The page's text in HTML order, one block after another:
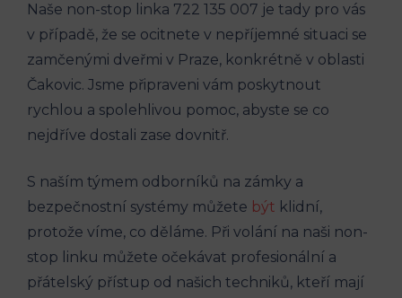
Naše non-stop linka 722 135 007 je tady​ pro⁤ vás
v případě, ‍že se ocitnete v nepříjemné ​situaci se
zamčenými dveřmi v Praze, konkrétně v oblasti
Čakovic. Jsme připraveni vám poskytnout
rychlou a spolehlivou pomoc, abyste se co
nejdříve⁤ dostali zase ⁣dovnitř.​
S naším ⁢týmem odborníků na zámky a
bezpečnostní systémy můžete být klidní,
protože víme, co ‌děláme. Při volání na ‌naši non-
stop linku‍ můžete očekávat profesionální⁣ a
přátelský přístup od​ našich techniků, kteří mají